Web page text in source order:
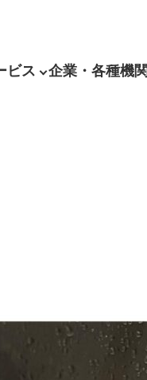
ビス 企業・各種機